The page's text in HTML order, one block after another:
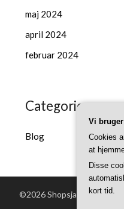
maj 2024
april 2024
februar 2024
Categories
Blog
©2026 Shopsjaelland.dk|
Vi
Cookies
at
Disse
kort tid.